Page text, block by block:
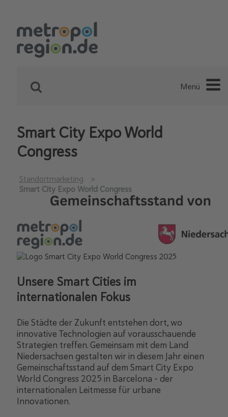
Menü
Smart City Expo World
Congress
Standortmarketing
Smart City Expo World Congress
Unsere Smart Cities im
internationalen Fokus
Die Städte der Zukunft entstehen dort, wo
innovative Technologien auf vorausschauende
Strategien treffen. Gemeinsam mit dem Land
Niedersachsen gestalten wir in diesem Jahr einen
Gemeinschaftsstand auf dem Smart City Expo
World Congress 2025 in Barcelona – der
internationalen Leitmesse für urbane
Innovationen.